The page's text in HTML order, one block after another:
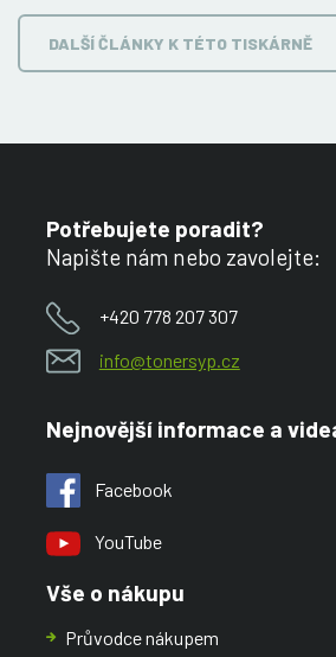
DALŠÍ ČLÁNKY K TÉTO TISKÁRNĚ
Potřebujete poradit?
Napište nám nebo zavolejte:
+420 778 207 307
info@tonersyp.cz
Nejnovější informace a
Facebook
YouTube
Vše o nákupu
Průvodce nákupem